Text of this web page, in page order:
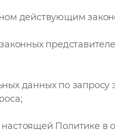
действующим
данных по запросу
Политике в